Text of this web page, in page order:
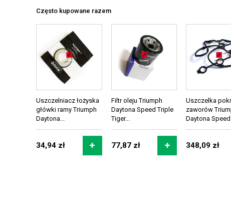
Często kupowane razem
Uszczelniacz łożyska
główki ramy Triumph
Daytona...
34,94 zł
Filtr oleju Triumph
Daytona Speed Triple
Tiger...
77,87 zł
Uszczelka
zaworów
Daytona Speed
348,09 zł